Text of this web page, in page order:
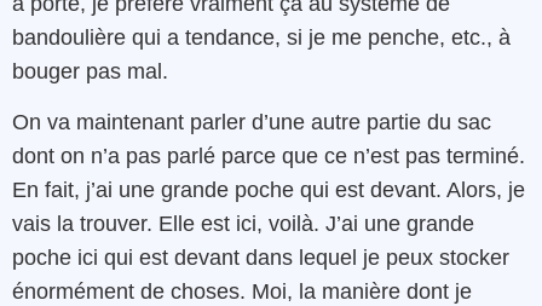
bandoulière qui a tendance, si je me penche, etc., à
bouger pas mal.
On va maintenant parler d’une autre partie du sac
dont on n’a pas parlé parce que ce n’est pas terminé.
En fait, j’ai une grande poche qui est devant. Alors, je
vais la trouver. Elle est ici, voilà. J’ai une grande
poche ici qui est devant dans lequel je peux stocker
énormément de choses. Moi, la manière dont je